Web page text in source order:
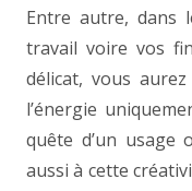
Entre autre, dans
travail voire vos
délicat, vous
l’énergie
quête d’un usage
aussi à cette